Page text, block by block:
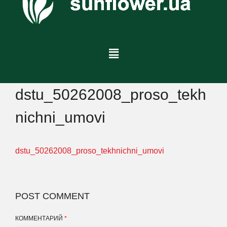
dstu_50262008_proso_tekh
nichni_umovi
dstu_50262008_proso_tekhnichni_umovi
POST COMMENT
КОММЕНТАРИЙ *